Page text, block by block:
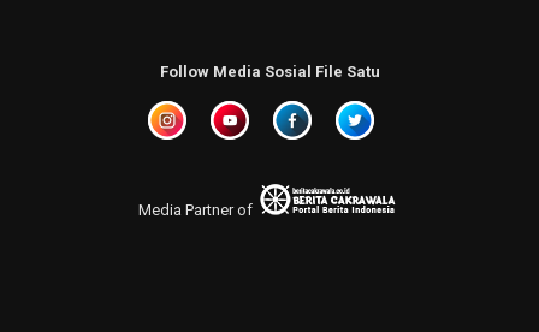
Follow Media Sosial File Satu
Media Partner of